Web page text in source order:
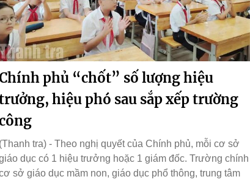
phủ “chốt” số lượng hiệu
hiệu phó sau sắp xếp trường
(Thanh tra) - Theo nghị quyết của Chính phủ, mỗi cơ sở
dục có 1 hiệu trưởng hoặc 1 giám đốc. Trường chính
sở giáo dục mầm non, giáo dục phổ thông, trung tâm